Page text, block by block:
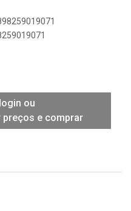
ou
preços e comprar